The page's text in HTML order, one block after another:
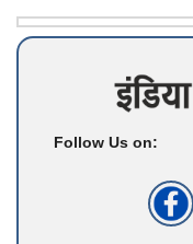
Follow Us on: